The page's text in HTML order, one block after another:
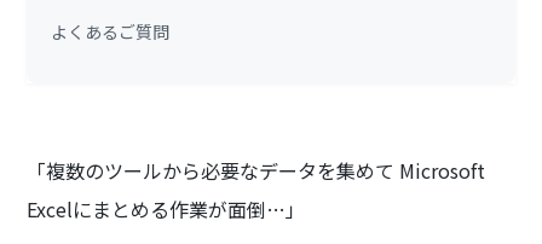
よくあるご質問
「複数のツールから必要なデータを集めて Microsoft
Excelにまとめる作業が面倒…」